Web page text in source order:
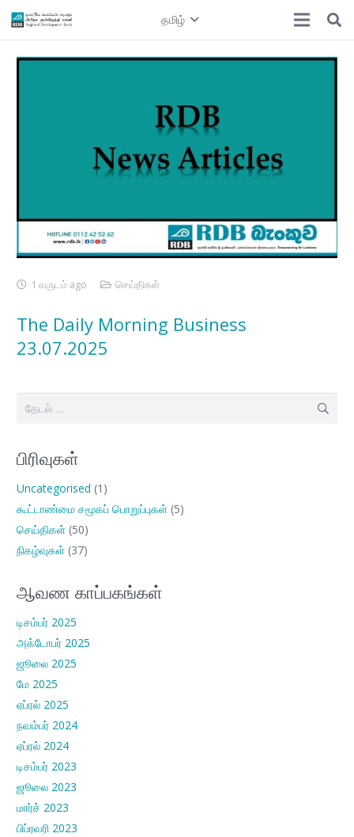
தமிழ்
1 வருடம் ago செய்திகள்
The Daily Morning Business
23.07.2025
இதற்காகத்
பிரிவுகள்
Uncategorised (1)
கூட்டாண்மை சமூகப் பொறுப்புகள் (5)
செய்திகள் (50)
நிகழ்வுகள் (37)
ஆவண காப்பகங்கள்
டிசம்பர் 2025
அக்டோபர் 2025
ஜூலை 2025
மே 2025
ஏப்ரல் 2025
நவம்பர் 2024
ஏப்ரல் 2024
டிசம்பர் 2023
ஜூலை 2023
மார்ச் 2023
பிப்ரவரி 2023